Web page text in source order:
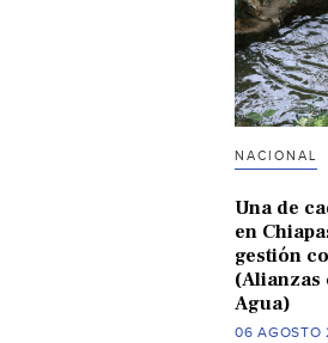
NACIONAL
Una de
en
gestión
(Alianzas
Agua)
06 AGOSTO